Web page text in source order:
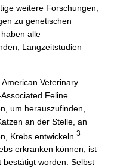
weitere Forschungen,
zu genetischen
alle
Langzeitstudien
Veterinary
Feline
um herauszufinden,
an der Stelle, an
Krebs entwickeln. 3
erkranken können, ist
worden. Selbst